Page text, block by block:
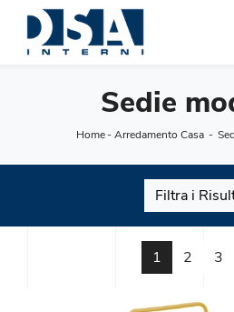
Sedie
Home-Arredamento Casa -
Filtra i
1 2 3